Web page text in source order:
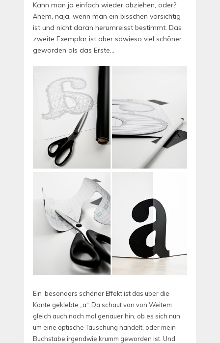
Kann man ja einfach wieder abziehen, oder?
Ähem, naja, wenn man ein bisschen vorsichtig
ist und nicht daran herumreisst bestimmt. Das
zweite Exemplar ist aber sowieso viel schöner
geworden als das Erste…
Ein besonders schöner Effekt ist das über die
Kante geklebte „a“. Da schaut von von Weitem
gleich auch noch mal genauer hin, ob es sich nun
um eine optische Täuschung handelt, oder mein
Buchstabe irgendwie krumm geworden ist. Und